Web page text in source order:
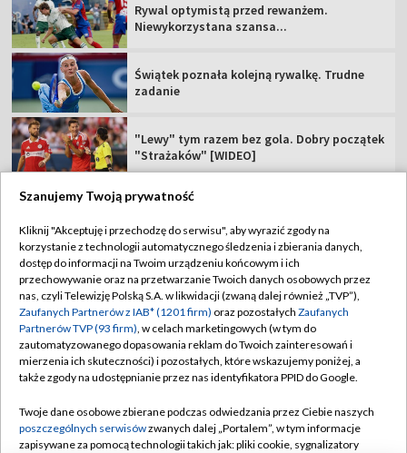
Rywal optymistą przed rewanżem.
Niewykorzystana szansa...
Świątek poznała kolejną rywalkę. Trudne
zadanie
"Lewy" tym razem bez gola. Dobry początek
"Strażaków" [WIDEO]
TVP
Abonament TVP
Sklep TVP
Biuro Reklamy
Oferta Handlowa
Emisja w TVP
Regulamin TVP
Polityka prywatności
Moje zgody
Biuro reklamy
Szanujemy Twoją prywatność
Kliknij "Akceptuję i przechodzę do serwisu", aby wyrazić zgody na
korzystanie z technologii automatycznego śledzenia i zbierania danych,
dostęp do informacji na Twoim urządzeniu końcowym i ich
przechowywanie oraz na przetwarzanie Twoich danych osobowych przez
nas, czyli Telewizję Polską S.A. w likwidacji (zwaną dalej również „TVP”),
Zaufanych Partnerów z IAB* (1201 firm) oraz pozostałych Zaufanych
Partnerów TVP (93 firm), w celach marketingowych (w tym do
zautomatyzowanego dopasowania reklam do Twoich zainteresowań i
mierzenia ich skuteczności) i pozostałych, które wskazujemy poniżej, a
także zgody na udostępnianie przez nas identyfikatora PPID do Google.
Twoje dane osobowe zbierane podczas odwiedzania przez Ciebie naszych
poszczególnych serwisówzwanych dalej „Portalem”, w tym informacje
zapisywane za pomocą technologii takich jak: pliki cookie, sygnalizatory